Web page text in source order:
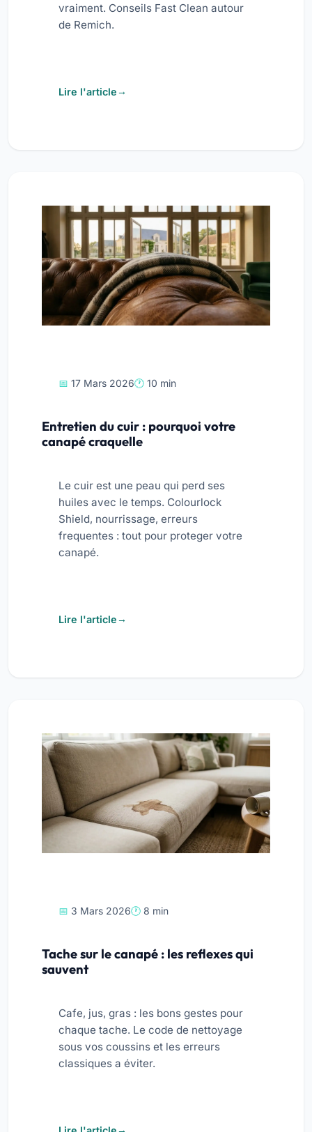
vraiment. Conseils Fast Clean autour
de Remich.
Lire l'article
17 Mars 2026 10 min
Entretien du cuir : pourquoi votre
canapé craquelle
Le cuir est une peau qui perd ses
huiles avec le temps. Colourlock
Shield, nourrissage, erreurs
frequentes : tout pour proteger votre
canapé.
Lire l'article
3 Mars 2026 8 min
Tache sur le canapé : les reflexes qui
sauvent
Cafe, jus, gras : les bons gestes pour
chaque tache. Le code de nettoyage
sous vos coussins et les erreurs
classiques a éviter.